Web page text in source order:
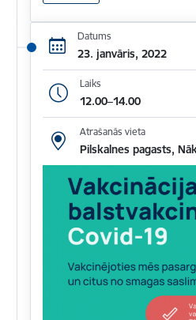
Datums
23. janvāris, 2022
Laiks
12.00–14.00
Atrašanās vieta
Pilskalnes pagasts,